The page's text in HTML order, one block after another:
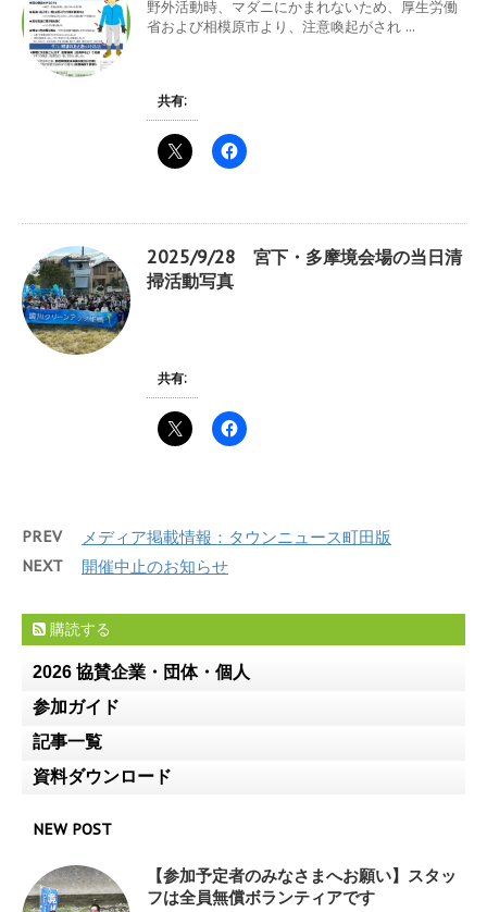
野外活動時、マダニにかまれないため、厚生労働
省および相模原市より、注意喚起がされ ...
共有:
2025/9/28 宮下・多摩境会場の当日清
掃活動写真
共有:
PREV メディア掲載情報：タウンニュース町田版
NEXT 開催中止のお知らせ
購読する
2026 協賛企業・団体・個人
参加ガイド
記事一覧
資料ダウンロード
NEW POST
【参加予定者のみなさまへお願い】スタッ
フは全員無償ボランティアです